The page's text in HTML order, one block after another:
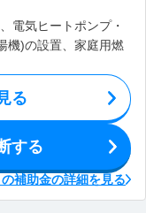
電気ヒートポンプ・
機)の設置、家庭用燃
る
する
の補助金の詳細を見る